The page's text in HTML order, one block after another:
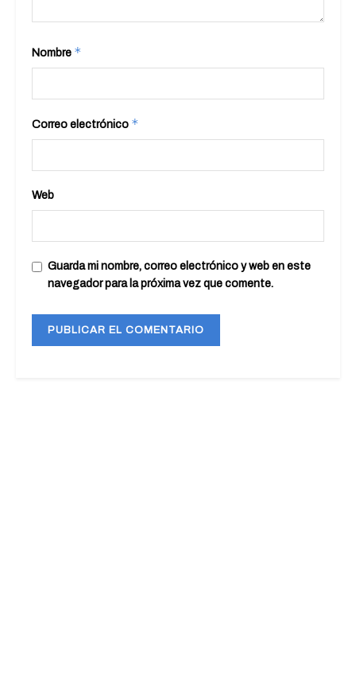
Nombre *
Correo electrónico *
Web
Guarda mi nombre, correo electrónico y web en este
navegador para la próxima vez que comente.